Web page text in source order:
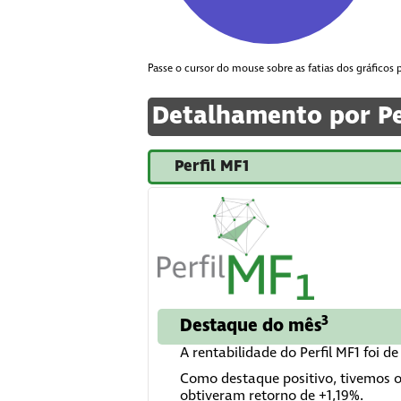
Passe o cursor do mouse sobre as fatias dos
Detalhamento por
Perfil MF1
Destaque do mês3
A rentabilidade do Perfil MF1 foi
Como destaque positivo, tivemos
obtiveram retorno de +1,19%.